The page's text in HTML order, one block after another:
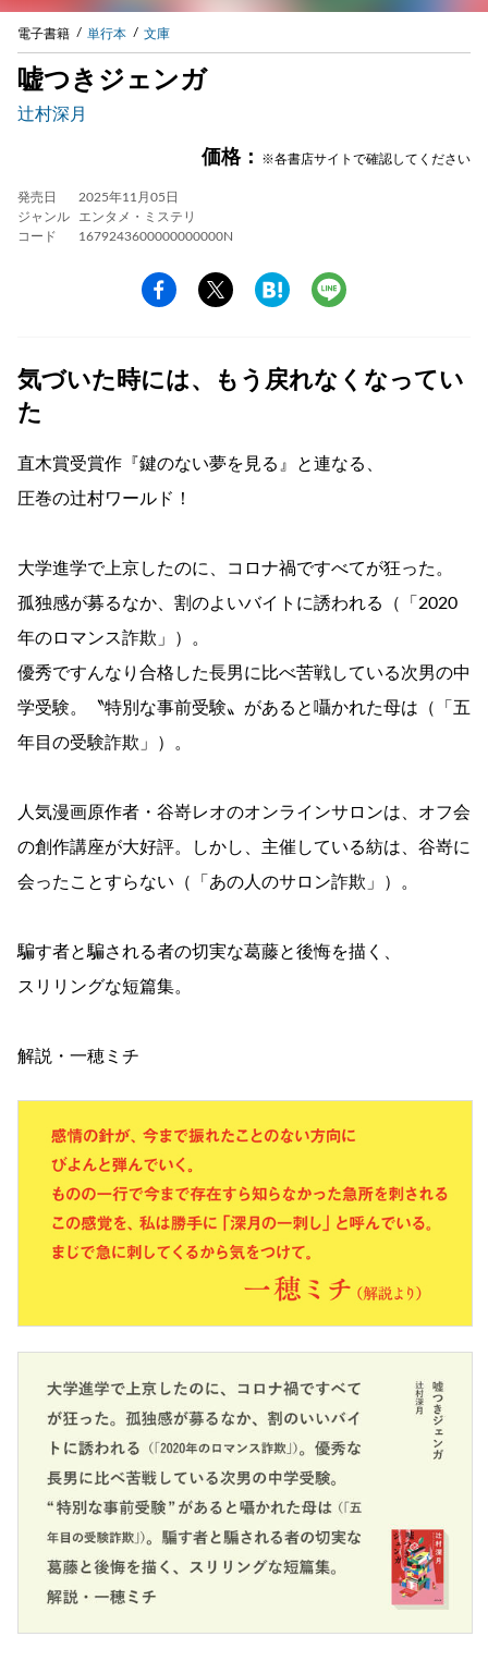
電子書籍 単行本 文庫
嘘つきジェンガ
辻村深月
価格： ※各書店サイトで確認してください
発売日
2025年11月05日
ジャンル
エンタメ・ミステリ
コード
1679243600000000000N
気づいた時には、もう戻れなくなってい
た
直木賞受賞作『鍵のない夢を見る』と連なる、
圧巻の辻村ワールド！
大学進学で上京したのに、コロナ禍ですべてが狂った。
孤独感が募るなか、割のよいバイトに誘われる（「2020
年のロマンス詐欺」）。
優秀ですんなり合格した長男に比べ苦戦している次男の中
学受験。〝特別な事前受験〟があると囁かれた母は（「五
年目の受験詐欺」）。
人気漫画原作者・谷嵜レオのオンラインサロンは、オフ会
の創作講座が大好評。しかし、主催している紡は、谷嵜に
会ったことすらない（「あの人のサロン詐欺」）。
騙す者と騙される者の切実な葛藤と後悔を描く、
スリリングな短篇集。
解説・一穂ミチ